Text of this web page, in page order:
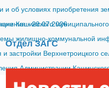
об условиях приобретения
-29.07.2026
Кашинского
жилищно-коммунальной
застройки Верхнетроицкого
Администрации
Отдел ЗАГС